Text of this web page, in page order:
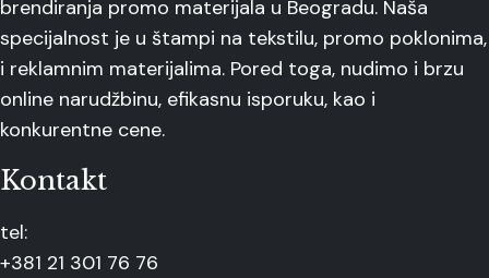
brendiranja promo materijala u Beogradu. Naša
specijalnost je u štampi na tekstilu, promo poklonima,
i reklamnim materijalima. Pored toga, nudimo i brzu
online narudžbinu, efikasnu isporuku, kao i
konkurentne cene.
Kontakt
tel:
+381 21 301 76 76